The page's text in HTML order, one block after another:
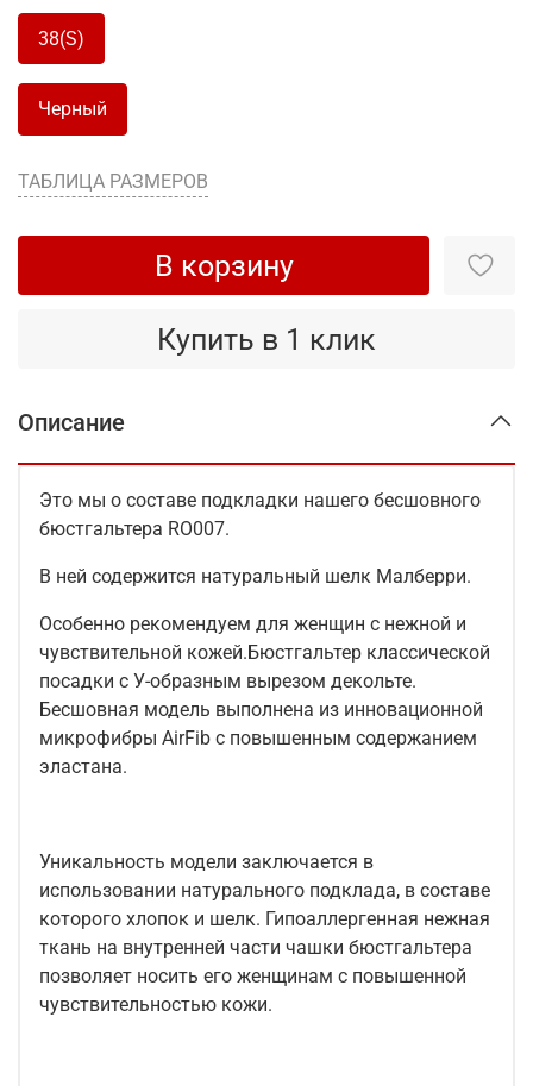
ТАБЛИЦА РАЗМЕРОВ
В корзину
Купить в 1 клик
38(S)
Черный
Описание
Это мы о составе подкладки нашего бесшовного
бюстгальтера RO007.
В ней содержится натуральный шелк Малберри.
Особенно рекомендуем для женщин с нежной и
чувствительной кожей.Бюстгальтер классической
посадки с У-образным вырезом декольте.
Бесшовная модель выполнена из инновационной
микрофибры AirFib с повышенным содержанием
эластана.
Уникальность модели заключается в
использовании натурального подклада, в составе
которого хлопок и шелк. Гипоаллергенная нежная
ткань на внутренней части чашки бюстгальтера
позволяет носить его женщинам с повышенной
чувствительностью кожи.